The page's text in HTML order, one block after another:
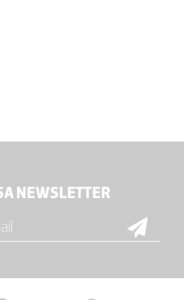
NEWSLETTER